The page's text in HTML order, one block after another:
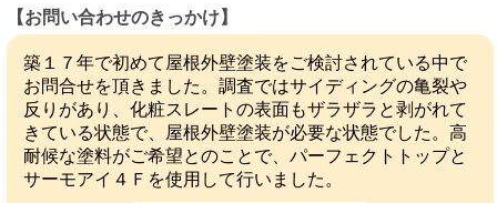
【お問い合わせのきっかけ】
築１７年で初めて屋根外壁塗装をご検討されている中で
お問合せを頂きました。調査ではサイディングの亀裂や
反りがあり、化粧スレートの表面もザラザラと剥がれて
きている状態で、屋根外壁塗装が必要な状態でした。高
耐候な塗料がご希望とのことで、パーフェクトトップと
サーモアイ４Ｆを使用して行いました。